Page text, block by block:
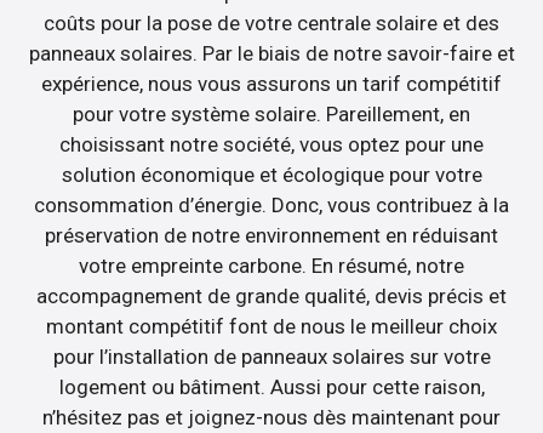
coûts pour la pose de votre centrale solaire et des
panneaux solaires. Par le biais de notre savoir-faire et
expérience, nous vous assurons un tarif compétitif
pour votre système solaire. Pareillement, en
choisissant notre société, vous optez pour une
solution économique et écologique pour votre
consommation d’énergie. Donc, vous contribuez à la
préservation de notre environnement en réduisant
votre empreinte carbone. En résumé, notre
accompagnement de grande qualité, devis précis et
montant compétitif font de nous le meilleur choix
pour l’installation de panneaux solaires sur votre
logement ou bâtiment. Aussi pour cette raison,
n’hésitez pas et joignez-nous dès maintenant pour